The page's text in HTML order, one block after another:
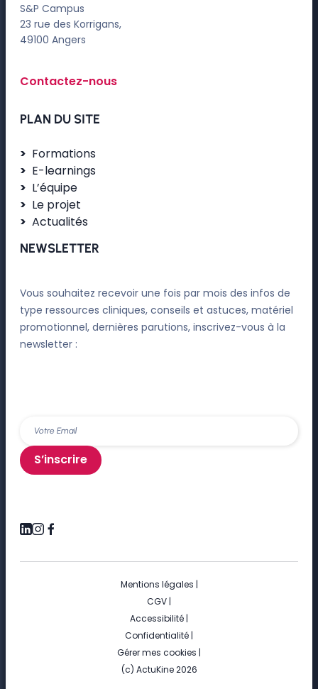
S&P Campus
23 rue des Korrigans,
49100 Angers
Contactez-nous
PLAN DU SITE
Formations
E-learnings
L’équipe
Le projet
Actualités
NEWSLETTER
Vous souhaitez recevoir une fois par mois des infos de
type ressources cliniques, conseils et astuces, matériel
promotionnel, dernières parutions, inscrivez-vous à la
newsletter :
S’inscrire
Mentions légales |
CGV |
Accessibilité |
Confidentialité |
Gérer mes cookies |
(c) ActuKine 2026